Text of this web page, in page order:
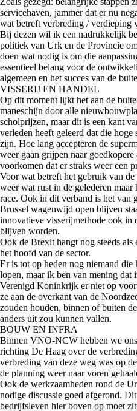
servicehaven, jammer dat er nu
wat betreft verbreding / verdieping
Bij dezen wil ik een nadrukkelijk
politiek van Urk en de Provincie
doen wat nodig is om die
essentieel belang voor de
algemeen en het succes van de
VISSERIJ EN HANDEL
Op dit moment lijkt het aan de
maneschijn door alle
scholprijzen, maar dit is een kant
verleden heeft geleerd dat die
zijn. Hoe lang accepteren de
weer gaan grijpen naar
voorkomen dat er straks weer een
Voor wat betreft het gebruik van
weer wat rust in de gelederen maar
race. Ook in dit verband is het van
Brussel wagenwijd open blijven
innovatieve visserijmethode ook in
blijven worden.
Ook de Brexit hangt nog steeds
het hoofd van de sector.
Er is tot op heden nog niemand die
lopen, maar ik ben van mening dat
Verenigd Koninkrijk er niet op
ze aan de overkant van de
zouden houden, binnen of buiten
anders uit zou kunnen vallen.
BOUW EN INFRA
Binnen VNO-NCW hebben we
richting De Haag over de
verbreding van deze weg was op
de planning weer naar voren
Ook de werkzaamheden rond de
nodige discussie goed afgerond.
bedrijfsleven hier boven op moet